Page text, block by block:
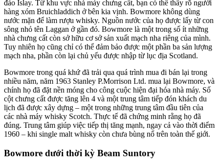
đảo Islay. Từ khu vực nhà máy chưng cất, bạn có thể thấy rõ người
hàng xóm Bruichladdich ở bên kia vịnh. Bowmore không dùng
nước mặn để làm rượu whisky. Nguồn nước của họ được lấy từ con
sông nhỏ tên Laggan ở gần đó. Bowmore là một trong số ít những
nhà chưng cất còn sở hữu cơ sở sản xuất mạch nha riêng của mình.
Tuy nhiên họ cũng chỉ có thể đảm bảo được một phần ba sản lượng
mạch nha, phần còn lại chủ yếu được nhập từ lục địa Scotland.
Bowmore trong quá khứ đã trải qua quá trình mua đi bán lại trong
nhiều năm, năm 1963 Stanley P.Morrison Ltd. mua lại Bowmore, và
chính họ đã đặt nền móng cho công cuộc hiện đại hóa nhà máy. Số
cột chưng cất được tăng lên 4 và một trung tâm tiếp đón khách du
lịch đã được xây dựng – một trong những trung tâm đầu tiên của
các nhà máy whisky Scotch. Thực tế đã chứng minh rằng họ đã
đúng. Trung tâm giúp việc tiếp thị tăng mạnh, ngay cả vào thời điểm
1960 – khi single malt whisky còn chưa bùng nổ trên toàn thế giới.
Bowmore dưới thời kỳ Beam Suntory